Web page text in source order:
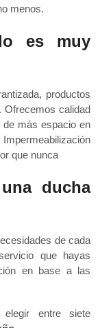
menos.
es muy
productos
Ofrecemos calidad
de más espacio en
que nunca
ducha
de cada
que hayas
en base a las
entre siete